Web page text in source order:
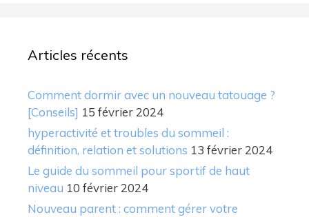
Articles récents
Comment dormir avec un nouveau tatouage ?
[Conseils] 15 février 2024
hyperactivité et troubles du sommeil :
définition, relation et solutions 13 février 2024
Le guide du sommeil pour sportif de haut
niveau 10 février 2024
Nouveau parent : comment gérer votre